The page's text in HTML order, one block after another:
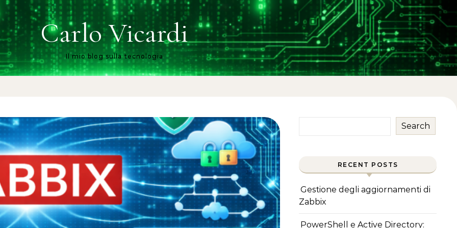
Carlo Vicardi
Il mio blog sulla tecnologia
Search
RECENT POSTS
Gestione degli aggiornamenti di
Zabbix
PowerShell e Active Directory: